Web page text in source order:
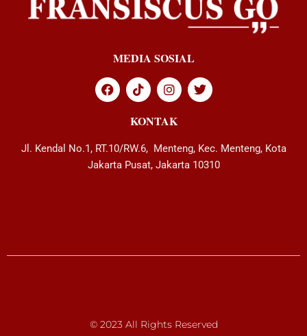
MEDIA SOSIAL
KONTAK
Jl. Kendal No.1, RT.10/RW.6, Menteng, Kec. Menteng, Kota
Jakarta Pusat, Jakarta 10310
© 2023 All Rights Reserved